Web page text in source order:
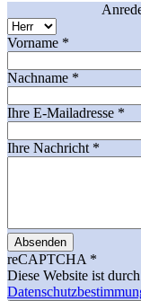
Vorname *
Nachname *
Ihre E-Mailadresse *
Ihre Nachricht *
Absenden
reCAPTCHA *
Diese Website ist